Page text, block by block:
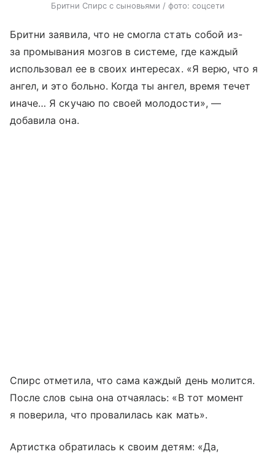
Бритни Спирс с сыновьями / фото: соцсети
Бритни заявила, что не смогла стать собой из-
за промывания мозгов в системе, где каждый
использовал ее в своих интересах. «Я верю, что я
ангел, и это больно. Когда ты ангел, время течет
иначе… Я скучаю по своей молодости», —
добавила она.
Спирс отметила, что сама каждый день молится.
После слов сына она отчаялась: «В тот момент
я поверила, что провалилась как мать».
Артистка обратилась к своим детям: «Да,